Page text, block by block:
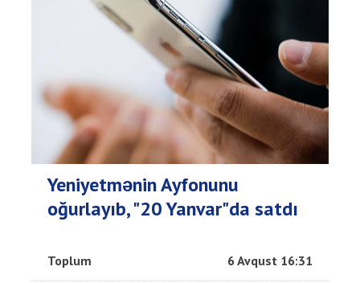
Yeniyetmənin Ayfonunu
oğurlayıb, "20 Yanvar"da satdı
Toplum 6 Avqust 16:31